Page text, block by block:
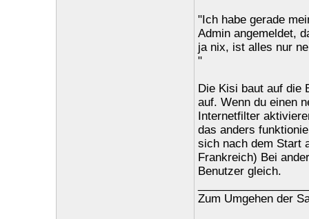
"Ich habe gerade
Admin angemeldet,
ja nix, ist alles nur
"
Die Kisi baut auf die
auf. Wenn du einen
Internetfilter
das anders
sich nach dem Start
Frankreich) Bei
Benutzer gleich.
Zum Umgehen der